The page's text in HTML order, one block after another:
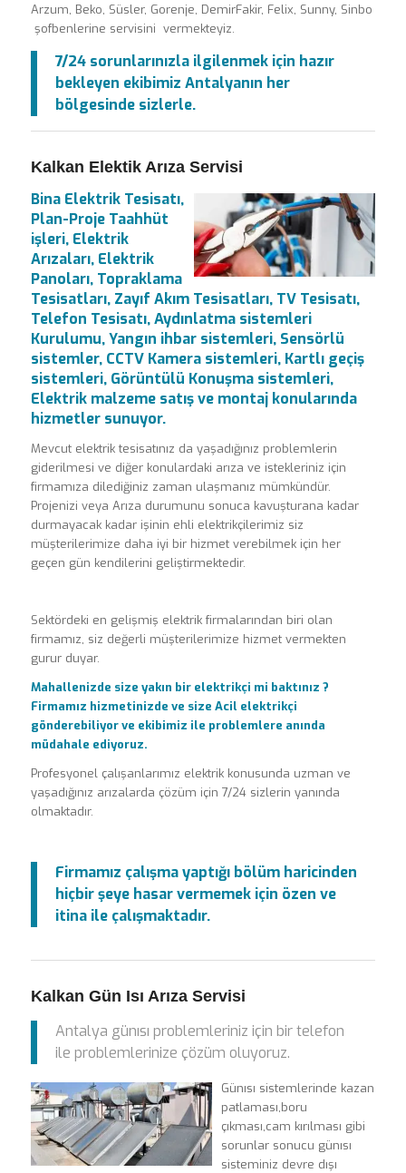
Arzum, Beko, Süsler, Gorenje, DemirFakir, Felix, Sunny, Sinbo
şofbenlerine servisini vermekteyiz.
7/24 sorunlarınızla ilgilenmek için hazır
bekleyen ekibimiz Antalyanın her
bölgesinde sizlerle.
Kalkan Elektik Arıza Servisi
Bina Elektrik Tesisatı,
Plan-Proje Taahhüt
işleri, Elektrik
Arızaları, Elektrik
Panoları, Topraklama
Tesisatları, Zayıf Akım Tesisatları, TV Tesisatı,
Telefon Tesisatı, Aydınlatma sistemleri
Kurulumu, Yangın ihbar sistemleri, Sensörlü
sistemler, CCTV Kamera sistemleri, Kartlı geçiş
sistemleri, Görüntülü Konuşma sistemleri,
Elektrik malzeme satış ve montaj konularında
hizmetler sunuyor.
Mevcut elektrik tesisatınız da yaşadığınız problemlerin
giderilmesi ve diğer konulardaki arıza ve istekleriniz için
firmamıza dilediğiniz zaman ulaşmanız mümkündür.
Projenizi veya Arıza durumunu sonuca kavuşturana kadar
durmayacak kadar işinin ehli elektrikçilerimiz siz
müşterilerimize daha iyi bir hizmet verebilmek için her
geçen gün kendilerini geliştirmektedir.
Sektördeki en gelişmiş elektrik firmalarından biri olan
firmamız, siz değerli müşterilerimize hizmet vermekten
gurur duyar.
Mahallenizde size yakın bir elektrikçi mi baktınız ?
Firmamız hizmetinizde ve size Acil elektrikçi
gönderebiliyor ve ekibimiz ile problemlere anında
müdahale ediyoruz.
Profesyonel çalışanlarımız elektrik konusunda uzman ve
yaşadığınız arızalarda çözüm için 7/24 sizlerin yanında
olmaktadır.
Firmamız çalışma yaptığı bölüm haricinden
hiçbir şeye hasar vermemek için özen ve
itina ile çalışmaktadır.
Kalkan Gün Isı Arıza Servisi
Antalya günısı problemleriniz için bir telefon
ile problemlerinize çözüm oluyoruz.
Günısı sistemlerinde kazan
patlaması,boru
çıkması,cam kırılması gibi
sorunlar sonucu günısı
sisteminiz devre dışı